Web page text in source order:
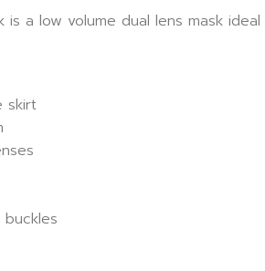
is a low volume dual lens mask
skirt